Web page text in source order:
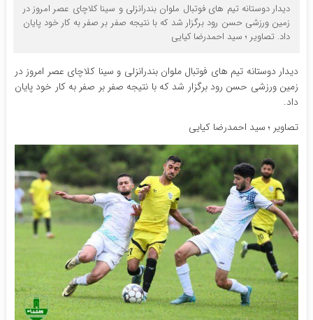
دیدار دوستانه تیم های فوتبال ملوان بندرانزلی و سینا کلاچای عصر امروز در
زمین ورزشی حسن رود برگزار شد که با نتیجه صفر بر صفر به کار خود پایان
داد. تصاویر ؛ سید احمدرضا کیایی
دیدار دوستانه تیم های فوتبال ملوان بندرانزلی و سینا کلاچای عصر امروز در
زمین ورزشی حسن رود برگزار شد که با نتیجه صفر بر صفر به کار خود پایان
داد.
تصاویر ؛ سید احمدرضا کیایی